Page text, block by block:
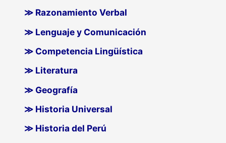
≫ Razonamiento Verbal
≫ Lenguaje y Comunicación
≫ Competencia Lingüística
≫ Literatura
≫ Geografía
≫ Historia Universal
≫ Historia del Perú